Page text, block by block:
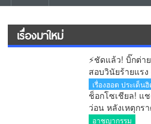
เรื่องมาใหม่
⚡ชัดแล้ว! บิ๊กต่า
สอบวินัยร้ายแร
เอื้อทักษิณรอดคุ
แล้ว
เรื่องฮอต ประเด็น
ช็อกโซเชียล! แ
ว่อน หลังเหตุกร
ตำรวจยังไม่ฟันธ
อาชญากรรม